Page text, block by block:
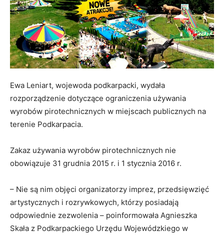
Ewa Leniart, wojewoda podkarpacki, wydała
rozporządzenie dotyczące ograniczenia używania
wyrobów pirotechnicznych w miejscach publicznych na
terenie Podkarpacia.
Zakaz używania wyrobów pirotechnicznych nie
obowiązuje 31 grudnia 2015 r. i 1 stycznia 2016 r.
– Nie są nim objęci organizatorzy imprez, przedsięwzięć
artystycznych i rozrywkowych, którzy posiadają
odpowiednie zezwolenia – poinformowała Agnieszka
Skała z Podkarpackiego Urzędu Wojewódzkiego w